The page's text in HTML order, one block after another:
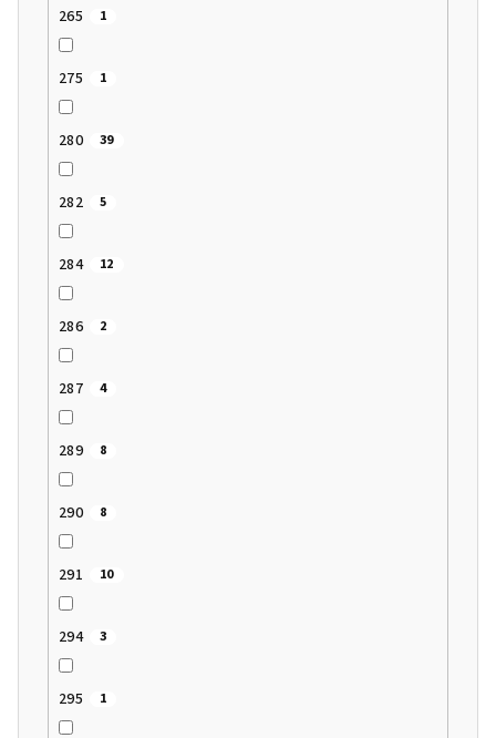
265 1
275 1
280 39
282 5
284 12
286 2
287 4
289 8
290 8
291 10
294 3
295 1